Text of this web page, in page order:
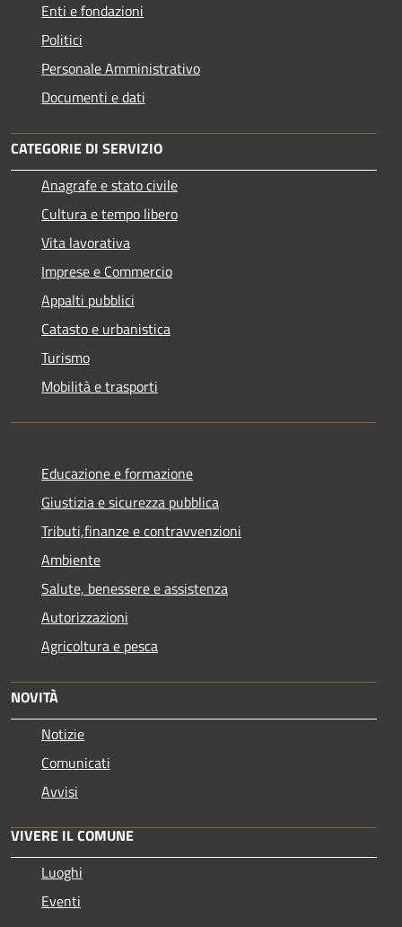
Enti e fondazioni
Politici
Personale Amministrativo
Documenti e dati
CATEGORIE DI SERVIZIO
Anagrafe e stato civile
Cultura e tempo libero
Vita lavorativa
Imprese e Commercio
Appalti pubblici
Catasto e urbanistica
Turismo
Mobilità e trasporti
Educazione e formazione
Giustizia e sicurezza pubblica
Tributi,finanze e contravvenzioni
Ambiente
Salute, benessere e assistenza
Autorizzazioni
Agricoltura e pesca
NOVITÀ
Notizie
Comunicati
Avvisi
VIVERE IL COMUNE
Luoghi
Eventi